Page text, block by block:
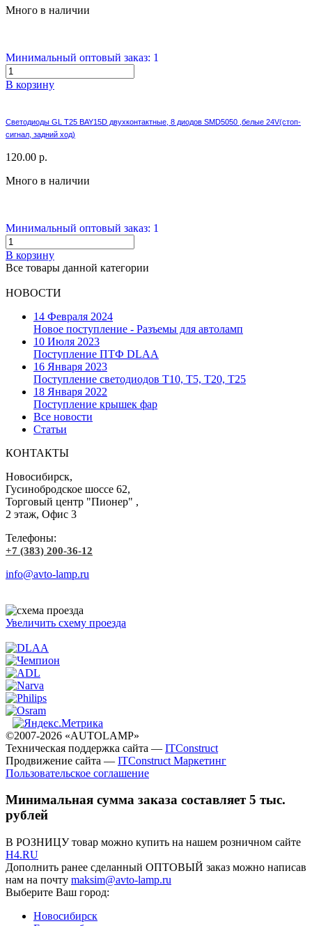
Много в наличии
Минимальный оптовый заказ: 1
В корзину
Светодиоды GL T25 BAY15D двухконтактные, 8 диодов SMD5050 ,белые 24V(стоп-
сигнал, задний ход)
120.00 р.
Много в наличии
Минимальный оптовый заказ: 1
В корзину
Все товары данной категории
НОВОСТИ
14 Февраля 2024
Новое поступление - Разъемы для автоламп
10 Июля 2023
Поступление ПТФ DLAA
16 Января 2023
Поступление светодиодов T10, T5, T20, T25
18 Января 2022
Поступление крышек фар
Все новости
Статьи
КОНТАКТЫ
Новосибирск,
Гусинобродское шоссе 62,
Торговый центр "Пионер" ,
2 этаж, Офис 3
Телефоны:
+7 (383) 200-36-12
info@avto-lamp.ru
Увеличить схему проезда
©2007-2026 «AUTOLAMP»
Техническая поддержка сайта — ITConstruct
Продвижение сайта — ITConstruct Маркетинг
Пользовательское соглашение
Минимальная сумма заказа составляет 5 тыс.
рублей
В РОЗНИЦУ товар можно купить на нашем розничном сайте
H4.RU
Дополнить ранее сделанный ОПТОВЫЙ заказ можно написав
нам на почту maksim@avto-lamp.ru
Выберите Ваш город:
Новосибирск